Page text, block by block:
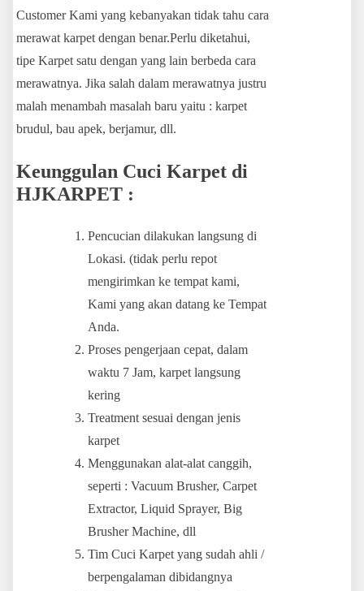
Customer Kami yang kebanyakan tidak tahu cara
merawat karpet dengan benar.Perlu diketahui,
tipe Karpet satu dengan yang lain berbeda cara
merawatnya. Jika salah dalam merawatnya justru
malah menambah masalah baru yaitu : karpet
brudul, bau apek, berjamur, dll.
Keunggulan Cuci Karpet di
HJKARPET :
Pencucian dilakukan langsung di
Lokasi. (tidak perlu repot
mengirimkan ke tempat kami,
Kami yang akan datang ke Tempat
Anda.
Proses pengerjaan cepat, dalam
waktu 7 Jam, karpet langsung
kering
Treatment sesuai dengan jenis
karpet
Menggunakan alat-alat canggih,
seperti : Vacuum Brusher, Carpet
Extractor, Liquid Sprayer, Big
Brusher Machine, dll
Tim Cuci Karpet yang sudah ahli /
berpengalaman dibidangnya